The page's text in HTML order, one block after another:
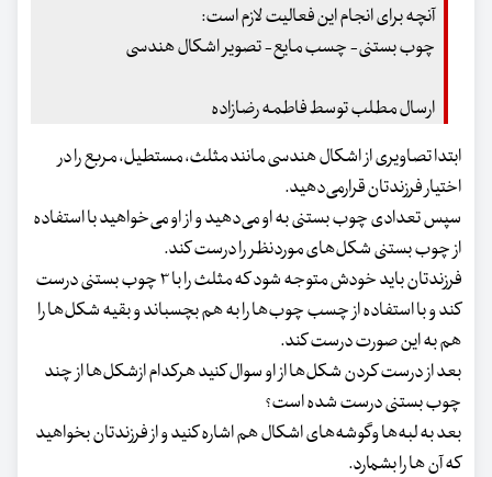
آنچه برای انجام این فعالیت لازم است:
چوب بستنی- چسب مایع- تصویر اشکال هندسی
ارسال مطلب توسط فاطمه رضازاده
ابتدا تصاویری از اشکال هندسی مانند مثلث، مستطیل، مربع را در
اختیار فرزندتان قرارمی‌دهید.
سپس تعدادی چوب بستنی به او می‌دهید و از او می‌خواهید با استفاده
از چوب بستنی شکل‌های موردنظر را درست کند.
فرزندتان باید خودش متوجه شود که مثلث را با ۳ چوب بستنی درست
کند و با استفاده از چسب چوب‌ها را به هم بچسباند و بقیه شکل‌ها را
هم به این صورت درست کند.
بعد از درست کردن شکل‌ها از او سوال کنید هرکدام ازشکل‌ها از چند
چوب بستنی درست شده است؟
بعد به لبه‌ها وگوشه‌های اشکال هم اشاره کنید و از فرزندتان بخواهید
که آن ها را بشمارد.